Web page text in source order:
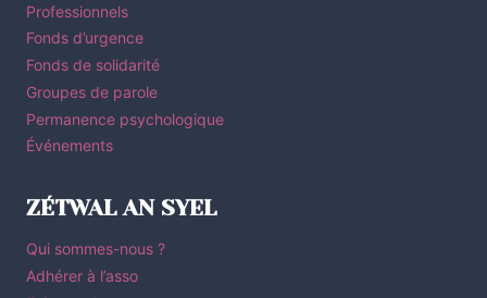
Professionnels
Fonds d’urgence
Fonds de solidarité
Groupes de parole
Permanence psychologique
Événements
ZÉTWAL AN SYEL
Qui sommes-nous ?
Adhérer à l’asso